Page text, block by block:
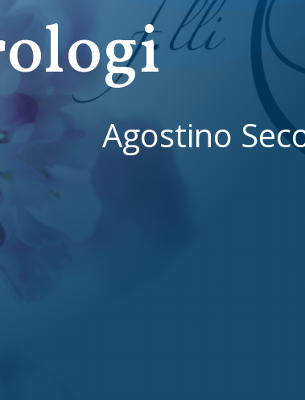
Agostino